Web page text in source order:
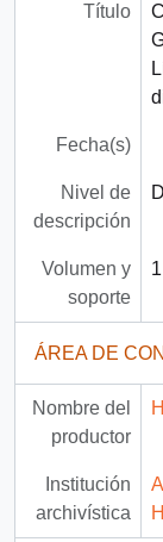
Título
Fecha(s)
Nivel de
descripción
Volumen y
soporte
ÁREA DE
Nombre del
productor
Institución
archivística